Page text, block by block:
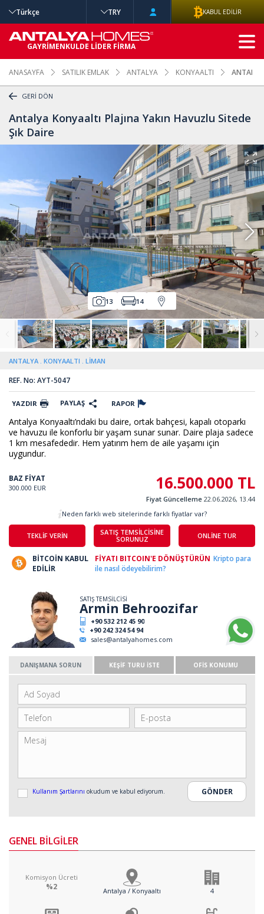
ANASAYFA SATILIK EMLAK ANTALYA KONYAALTI
GERİ DÖN
Antalya Konyaaltı Plajına Yakın Havuzlu Sitede
Şık Daire
13 14
ANTALYA KONYAALTI LİMAN
REF. No: AYT-5047
YAZDIR PAYLAŞ RAPOR
Antalya Konyaaltı’ndaki bu daire, ortak bahçesi, kapalı otoparkı
ve havuzu ile konforlu bir yaşam sunar sunar. Daire plaja sadece
1 km mesafededir. Hem yatırım hem de aile yaşamı için
uygundur.
BAZ FİYAT
300.000 EUR 16.500.000 TL
Fiyat Güncelleme 22.06.2026, 13.44
TEKLİF VERİN
SATIŞ TEMSİLCİSİNE
SORUNUZ
ONLİNE TUR
Neden farklı web sitelerinde farklı fiyatlar var?
BİTCOİN KABUL
EDİLİR
FİYATI BITCOIN'E DÖNÜŞTÜRÜN Kripto para
ile nasıl ödeyebilirim?
SATIŞ TEMSİLCİSİ
Armin Behroozifar
+90 532 212 45 90
+90 242 324 54 94
sales@antalyahomes.com
DANIŞMANA SORUN KEŞİF TURU İSTE OFİS KONUMU
Kullanım Şartlarını okudum ve kabul ediyorum.
GENEL BİLGİLER
Komisyon Ücreti
%2 Antalya / Konyaaltı 4
Türkçe TRY KABUL EDİLİR
GAYRİMENKULDE LİDER FİRMA
GELİŞMİŞ
ARAMA